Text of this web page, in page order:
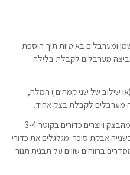
ומערבלים באיטיות תוך הוספת
מערבלים לקבלת בלילה
שילוב של שני קמחים ) המלח,
מערבלים לקבלת בצק אחיד.
מרטיבים את כפות הידיים. נוטלים מעט מהבצק ויוצרים כדורים בקוטר 3-4
אבקת סוכר. מגלגלים את כדורי
ברווחים שווים על תבנית תנור